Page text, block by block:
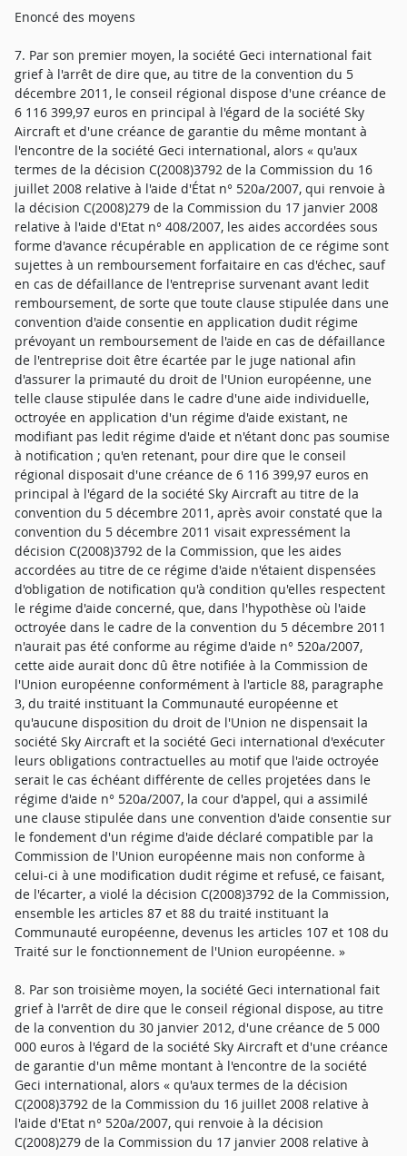
Enoncé des moyens
7. Par son premier moyen, la société Geci international fait
grief à l'arrêt de dire que, au titre de la convention du 5
décembre 2011, le conseil régional dispose d'une créance de
6 116 399,97 euros en principal à l'égard de la société Sky
Aircraft et d'une créance de garantie du même montant à
l'encontre de la société Geci international, alors « qu'aux
termes de la décision C(2008)3792 de la Commission du 16
juillet 2008 relative à l'aide d'État n° 520a/2007, qui renvoie à
la décision C(2008)279 de la Commission du 17 janvier 2008
relative à l'aide d'Etat n° 408/2007, les aides accordées sous
forme d'avance récupérable en application de ce régime sont
sujettes à un remboursement forfaitaire en cas d'échec, sauf
en cas de défaillance de l'entreprise survenant avant ledit
remboursement, de sorte que toute clause stipulée dans une
convention d'aide consentie en application dudit régime
prévoyant un remboursement de l'aide en cas de défaillance
de l'entreprise doit être écartée par le juge national afin
d'assurer la primauté du droit de l'Union européenne, une
telle clause stipulée dans le cadre d'une aide individuelle,
octroyée en application d'un régime d'aide existant, ne
modifiant pas ledit régime d'aide et n'étant donc pas soumise
à notification ; qu'en retenant, pour dire que le conseil
régional disposait d'une créance de 6 116 399,97 euros en
principal à l'égard de la société Sky Aircraft au titre de la
convention du 5 décembre 2011, après avoir constaté que la
convention du 5 décembre 2011 visait expressément la
décision C(2008)3792 de la Commission, que les aides
accordées au titre de ce régime d'aide n'étaient dispensées
d'obligation de notification qu'à condition qu'elles respectent
le régime d'aide concerné, que, dans l'hypothèse où l'aide
octroyée dans le cadre de la convention du 5 décembre 2011
n'aurait pas été conforme au régime d'aide n° 520a/2007,
cette aide aurait donc dû être notifiée à la Commission de
l'Union européenne conformément à l'article 88, paragraphe
3, du traité instituant la Communauté européenne et
qu'aucune disposition du droit de l'Union ne dispensait la
société Sky Aircraft et la société Geci international d'exécuter
leurs obligations contractuelles au motif que l'aide octroyée
serait le cas échéant différente de celles projetées dans le
régime d'aide n° 520a/2007, la cour d'appel, qui a assimilé
une clause stipulée dans une convention d'aide consentie sur
le fondement d'un régime d'aide déclaré compatible par la
Commission de l'Union européenne mais non conforme à
celui-ci à une modification dudit régime et refusé, ce faisant,
de l'écarter, a violé la décision C(2008)3792 de la Commission,
ensemble les articles 87 et 88 du traité instituant la
Communauté européenne, devenus les articles 107 et 108 du
Traité sur le fonctionnement de l'Union européenne. »
8. Par son troisième moyen, la société Geci international fait
grief à l'arrêt de dire que le conseil régional dispose, au titre
de la convention du 30 janvier 2012, d'une créance de 5 000
000 euros à l'égard de la société Sky Aircraft et d'une créance
de garantie d'un même montant à l'encontre de la société
Geci international, alors « qu'aux termes de la décision
C(2008)3792 de la Commission du 16 juillet 2008 relative à
l'aide d'Etat n° 520a/2007, qui renvoie à la décision
C(2008)279 de la Commission du 17 janvier 2008 relative à